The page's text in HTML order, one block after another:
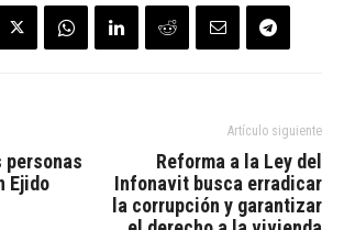
personas
Ejido
Artículo siguiente
Reforma a la Ley del
Infonavit busca erradicar
la corrupción y garantizar